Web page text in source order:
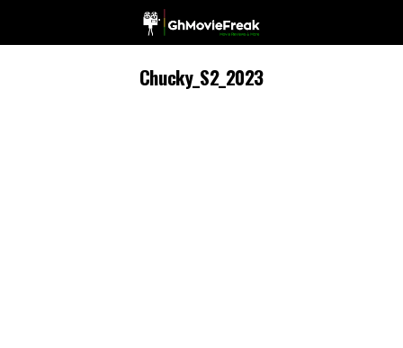
Chucky_S2_2023